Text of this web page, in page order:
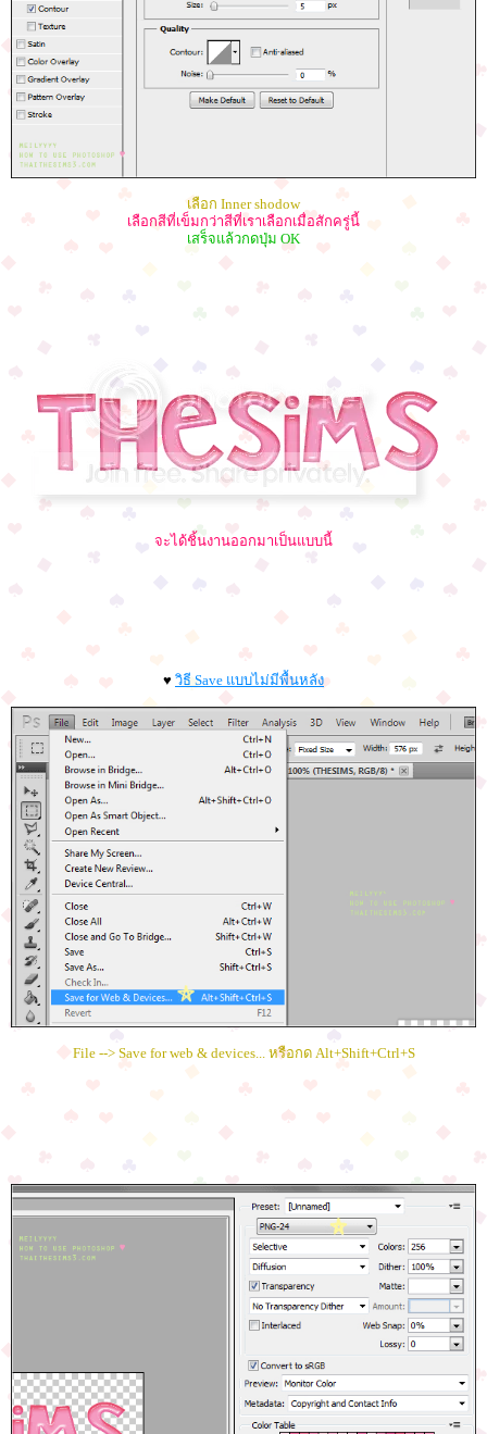
เลือก Inner shodow
เลือกสีที่เข็มกว่าสีที่เราเลือกเมื่อสักครู่นี้
เสร็จแล้วกดปุ่ม OK
จะได้ชิ้นงานออกมาเป็นแบบนี้
♥ วิธี Save แบบไม่มีพื้นหลัง
File --> Save for web & devices... หรือกด Alt+Shift+Ctrl+S